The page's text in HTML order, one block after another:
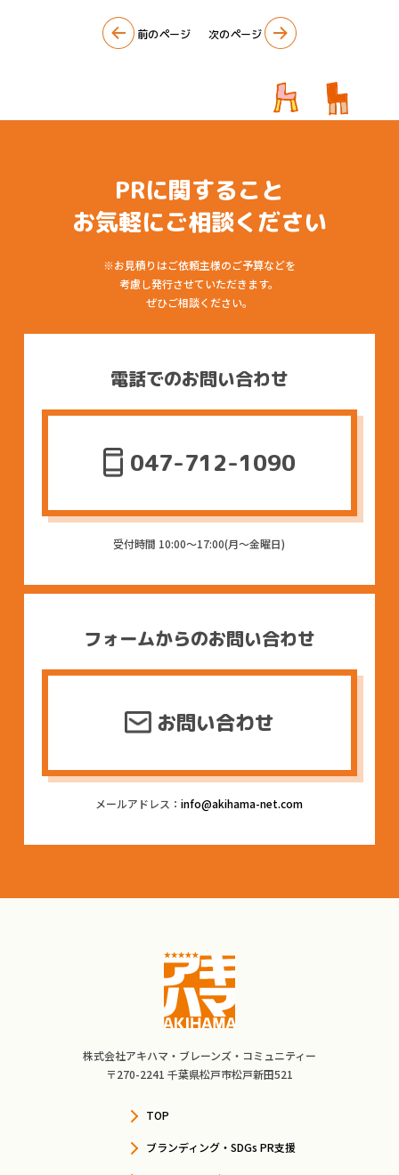
カーラッピング
SDGsへの取り組み
会社概要
前のページ 次のページ
PRに関すること
お気軽にご相談ください
※お見積りはご依頼主様のご予算などを
考慮し発行させていただきます。
ぜひご相談ください。
電話でのお問い合わせ
047-712-1090
受付時間 10:00〜17:00(月〜金曜日)
フォームからのお問い合わせ
お問い合わせ
メールアドレス：info@akihama-net.com
株式会社アキハマ・ブレーンズ・コミュニティー
〒270-2241 千葉県松戸市松戸新田521
TOP
ブランディング・SDGs PR支援